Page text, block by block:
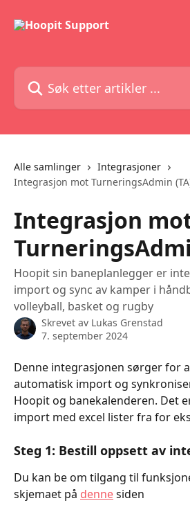
Søk etter artikler ...
Alle samlinger
Integrasjoner
Integrasjon mot TurneringsAdmin
Integrasjon
Hoopit sin baneplanlegger er
import og sync av kamper i
volleyball, basket og rugby
Skrevet av Lukas Grenstad
7. september 2024
Denne integrasjonen sørger for
automatisk import og
Hoopit og banekalenderen. Det
import med excel lister fra for
Steg 1: Bestill oppsett av
Du kan be om tilgang til
skjemaet på denne siden